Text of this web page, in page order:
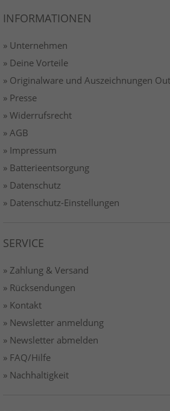
INFORMATIONEN
» Unternehmen
» Deine Vorteile
» Originalware und Auszeichnungen
» Presse
» Widerrufsrecht
» AGB
» Impressum
» Batterieentsorgung
» Datenschutz
» Datenschutz-Einstellungen
SERVICE
» Zahlung & Versand
» Rücksendungen
» Kontakt
» Newsletter anmeldung
» Newsletter abmelden
» FAQ/Hilfe
» Nachhaltigkeit